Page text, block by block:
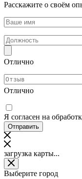
Расскажите о своём
Отлично
Отлично
Я согласен на
загрузка карты...
Выберите город